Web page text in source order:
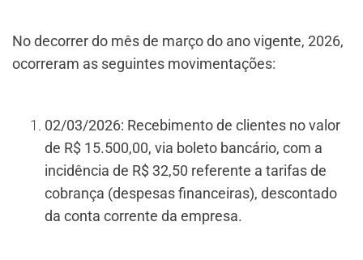
No decorrer do mês de março do ano vigente, 2026,
ocorreram as seguintes movimentações:
02/03/2026: Recebimento de clientes no valor
de R$ 15.500,00, via boleto bancário, com a
incidência de R$ 32,50 referente a tarifas de
cobrança (despesas financeiras), descontado
da conta corrente da empresa.